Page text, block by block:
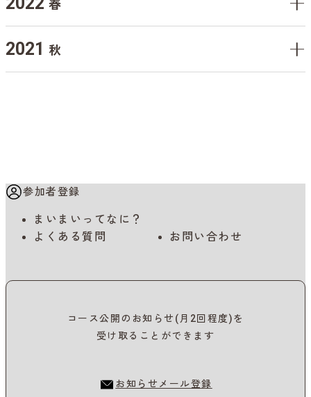
春
2021 秋
参加者登録
まいまいってなに？
よくある質問
お問い合わせ
コース公開のお知らせ(月2回程度)を
受け取ることができます
お知らせメール登録